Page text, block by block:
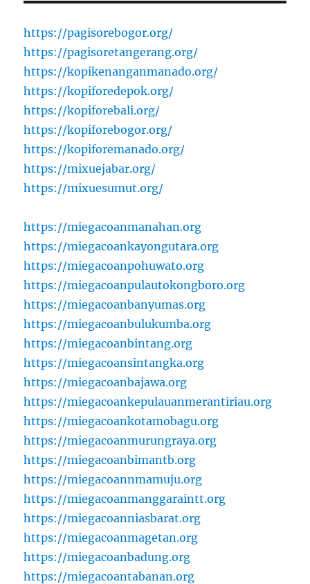
https://pagisorebogor.org/
https://pagisoretangerang.org/
https://kopikenanganmanado.org/
https://kopiforedepok.org/
https://kopiforebali.org/
https://kopiforebogor.org/
https://kopiforemanado.org/
https://mixuejabar.org/
https://mixuesumut.org/
https://miegacoanmanahan.org
https://miegacoankayongutara.org
https://miegacoanpohuwato.org
https://miegacoanpulautokongboro.org
https://miegacoanbanyumas.org
https://miegacoanbulukumba.org
https://miegacoanbintang.org
https://miegacoansintangka.org
https://miegacoanbajawa.org
https://miegacoankepulauanmerantiriau.org
https://miegacoankotamobagu.org
https://miegacoanmurungraya.org
https://miegacoanbimantb.org
https://miegacoannmamuju.org
https://miegacoanmanggaraintt.org
https://miegacoanniasbarat.org
https://miegacoanmagetan.org
https://miegacoanbadung.org
https://miegacoantabanan.org